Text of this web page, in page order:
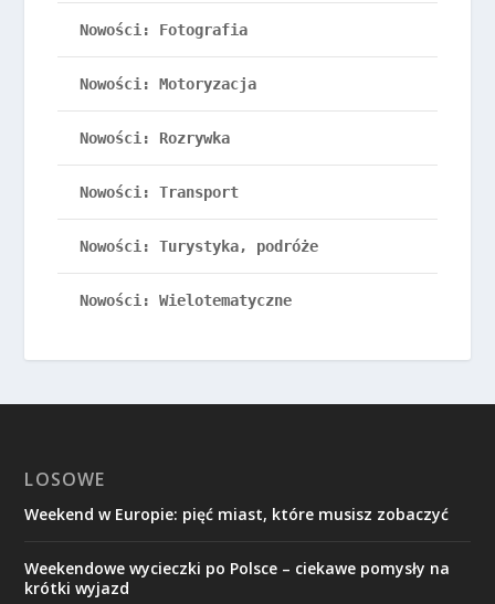
Nowości: Fotografia
Nowości: Motoryzacja
Nowości: Rozrywka
Nowości: Transport
Nowości: Turystyka, podróże
Nowości: Wielotematyczne
LOSOWE
Weekend w Europie: pięć miast, które musisz zobaczyć
Weekendowe wycieczki po Polsce – ciekawe pomysły na
krótki wyjazd